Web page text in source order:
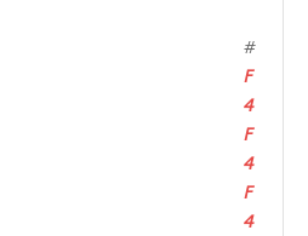
#
F
4
F
4
F
4